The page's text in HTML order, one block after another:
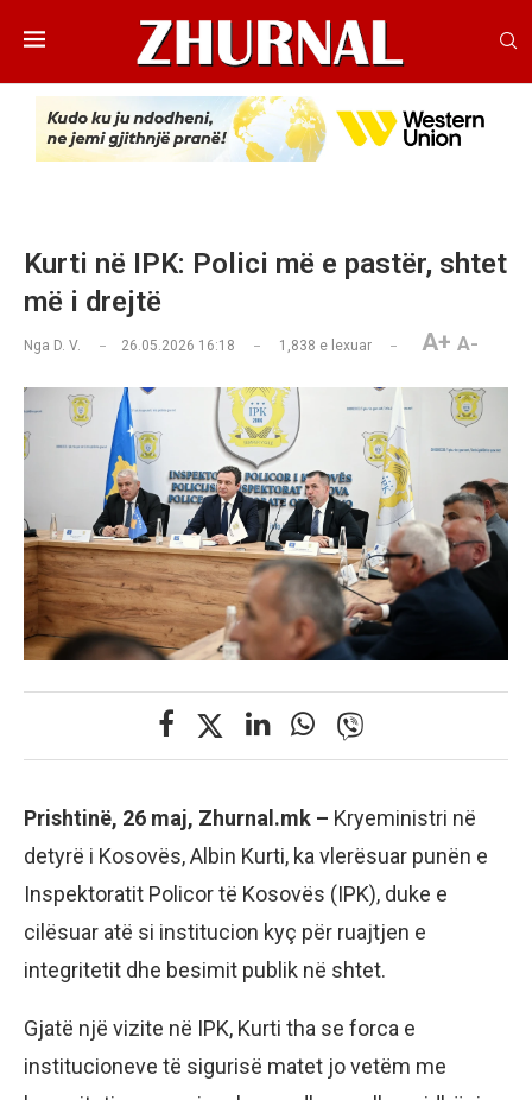
Kurti në IPK: Polici më e pastër, shtet
më i drejtë
Nga D. V. 26.05.2026 16:18 1,838 e lexuar A+ A-
Prishtinë, 26 maj, Zhurnal.mk – Kryeministri në
detyrë i Kosovës, Albin Kurti, ka vlerësuar punën e
Inspektoratit Policor të Kosovës (IPK), duke e
cilësuar atë si institucion kyç për ruajtjen e
integritetit dhe besimit publik në shtet.
Gjatë një vizite në IPK, Kurti tha se forca e
institucioneve të sigurisë matet jo vetëm me